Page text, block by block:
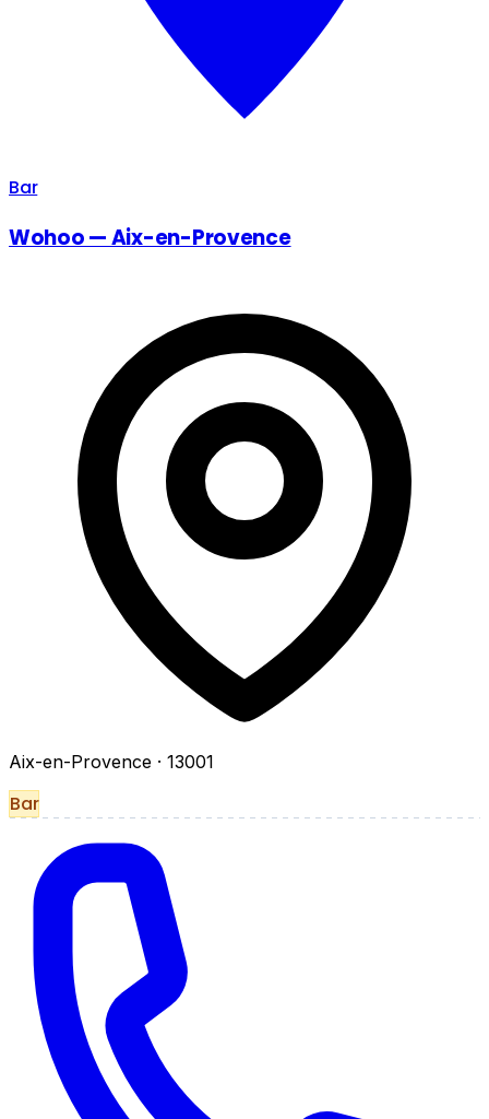
Bar
Wohoo — Aix-en-Provence
Aix-en-Provence · 13001
Bar